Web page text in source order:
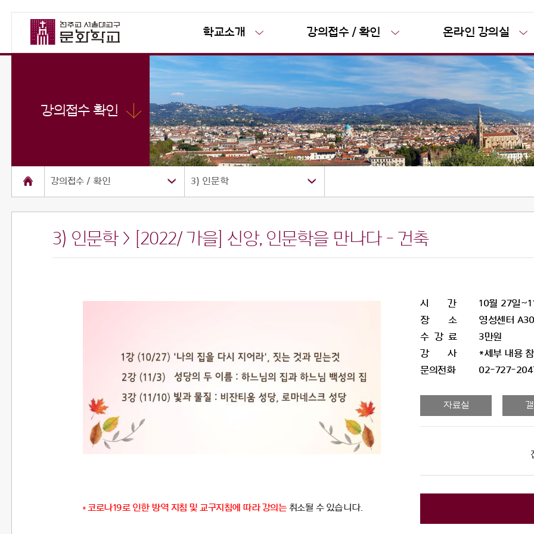
학교소개 강의접수 / 확인 온라인 강의실
강의접수 확인
강의접수 / 확인 3) 인문학
3) 인문학 > [2022/ 가을] 신앙, 인문학을 만나다 - 건축
* 코로나19로 인한 방역 지침 및 교구지침에 따라 강의는 취소될 수있습니다.
시 간
10월 27일
장 소
영성센터
수 강 료
3만원
강 사
*세부 내용
문의전화
02-727-
자료실